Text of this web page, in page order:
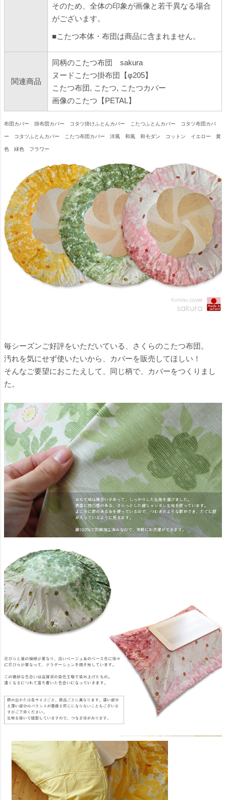
そのため、全体の印象が画像と若干異なる場合
がございます。
■こたつ本体・布団は商品に含まれません。
関連商品
同柄のこたつ布団 sakura
ヌードこたつ掛布団【φ205】
こたつ布団, こたつ, こたつカバー
画像のこたつ【PETAL】
布団カバー 掛布団カバー コタツ掛けふとんカバー こたつふとんカバー コタツ布団カバ
ー コタツふとんカバー こたつ布団カバー 洋風 和風 和モダン コットン イエロー 黄
色 緑色 フラワー
毎シーズンご好評をいただいている、 さくらのこたつ布団。
汚れを気にせず使いたいから、カバーを販売してほしい！
そんなご要望におこたえして、同じ柄で、カバーをつくりまし
た。